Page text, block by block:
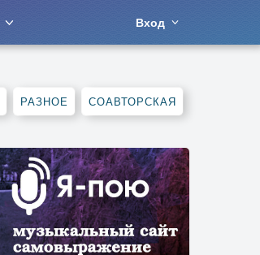
Вход
РАЗНОЕ СОАВТОРСКАЯ